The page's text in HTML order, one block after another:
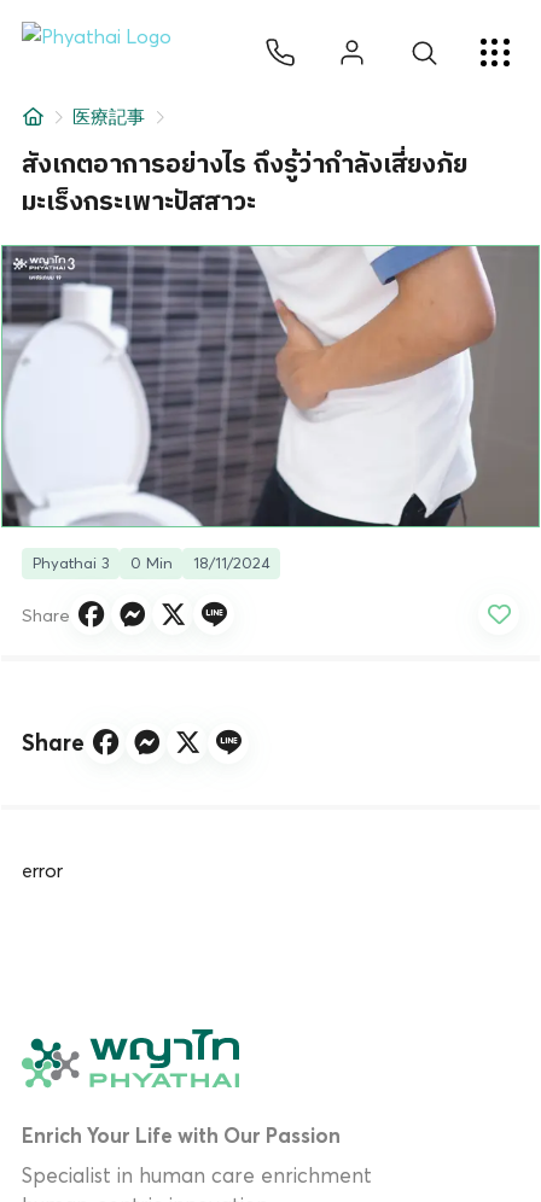
について
Hospital Locations
医療記事
สังเกตอาการอย่างไร ถึงรู้ว่ากำลังเสี่ยงภัย
มะเร็งกระเพาะปัสสาวะ
Phyathai 3 0 Min 18/11/2024
Share
Share
error
Enrich Your Life with Our Passion
Specialist in human care enrichment